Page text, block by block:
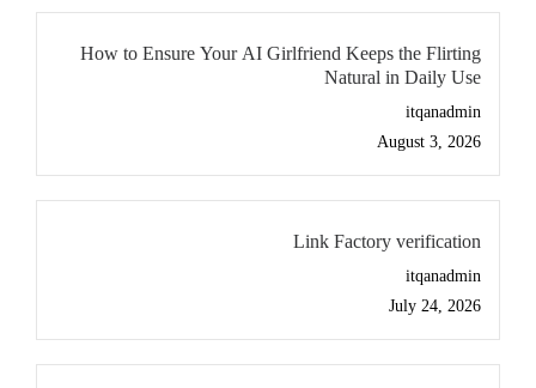
How to Ensure Your AI Girlfriend Keeps the Flirting
Natural in Daily Use
itqanadmin
August 3, 2026
Link Factory verification
itqanadmin
July 24, 2026